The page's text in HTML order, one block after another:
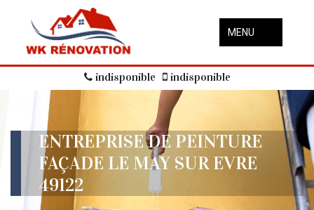
MENU
indisponible indisponible
ENTREPRISE DE PEINTURE
FAÇADE LE MAY SUR EVRE
49122